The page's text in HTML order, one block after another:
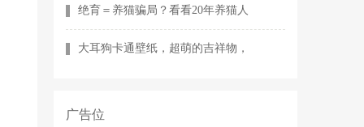
绝育＝养猫骗局？看看20年养猫人
大耳狗卡通壁纸，超萌的吉祥物，
广告位